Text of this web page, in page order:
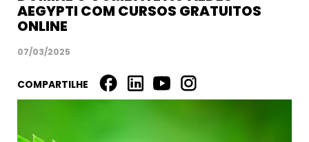
AEGYPTI COM CURSOS GRATUITOS
ONLINE
07/03/2025
COMPARTILHE